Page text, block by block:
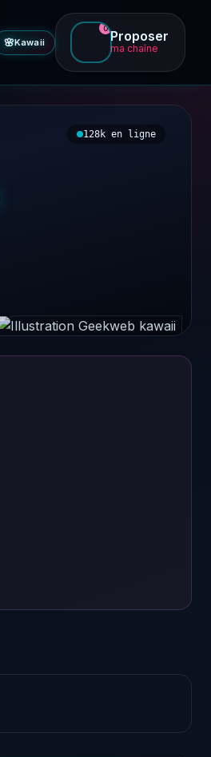
🌸Kawaii
0 Proposer
ma chaîne
128k en ligne